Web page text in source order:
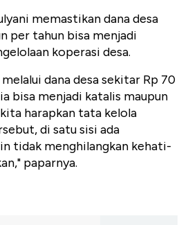
memastikan dana desa
per tahun bisa menjadi
koperasi desa.
dana desa sekitar Rp 70
bisa menjadi katalis maupun
harapkan tata kelola
di satu sisi ada
tidak menghilangkan kehati-
paparnya.